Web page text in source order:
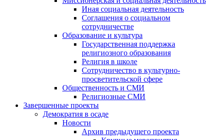
Иная социальная деятельность
Соглашения о социальном
сотрудничестве
Образование и культура
Государственная поддержка
религиозного образования
Религия в школе
Сотрудничество в культурно-
просветительской сфере
Общественность и СМИ
Религиозные СМИ
Завершенные проекты
Демократия в осаде
Новости
Архив предыдущего проекта